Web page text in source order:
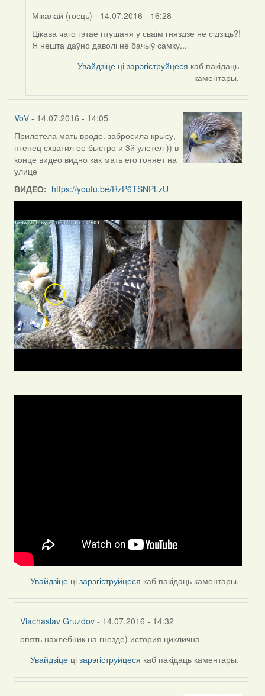
Мікалай (госць) - 14.07.2016 - 16:28
In
reply
Цікава чаго гэтае птушаня у сваім гняздзе не сідзіць?!
Я нешта даўно даволі не бачыў самку...
Увайдзіце цізарэгіструйцеся каб пакідаць
каментары.
VoV- 14.07.2016 - 14:05
Прилетела мать вроде. забросила крысу,
птенец схватил ее быстро и 3й улетел )) в
конце видео видно как мать его гоняет на
улице
ВИДЕО: https://youtu.be/RzP6TSNPLzU
Увайдзіце цізарэгіструйцеся каб пакідаць каментары.
Viachaslav Gruzdov - 14.07.2016 - 14:32
In
reply
by
опять нахлебник на гнезде) история циклична
Увайдзіце цізарэгіструйцеся каб пакідаць каментары.